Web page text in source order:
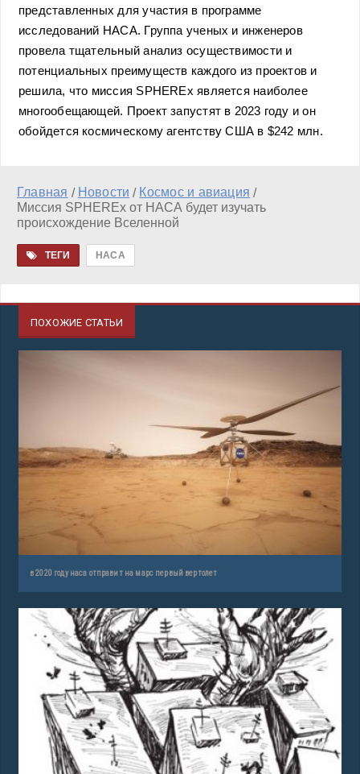
представленных для участия в программе
исследований НАСА. Группа ученых и инженеров
провела тщательный анализ осуществимости и
потенциальных преимуществ каждого из проектов и
решила, что миссия SPHEREx является наиболее
многообещающей. Проект запустят в 2023 году и он
обойдется космическому агентству США в $242 млн.
Главная / Новости / Космос и авиация /
Миссия SPHEREx от НАСА будет изучать
происхождение Вселенной
ТЕГИ НАСА
ПОХОЖИЕ СТАТЬИ
в 2020 году наса отправит на марс первый вертолет